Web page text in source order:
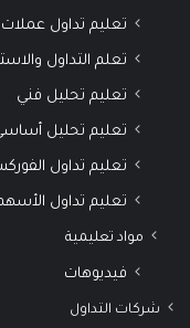
تعليم تداول
تعلم التداول
تعليم تحليل فني
تعليم تحليل
تعليم تداول
تعليم تداول
مواد تعليمية
فيديوهات
شركات التداول